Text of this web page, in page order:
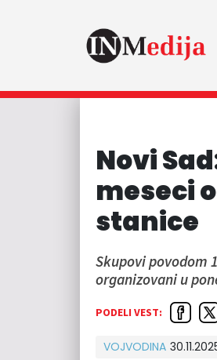
Novi
meseci
stanice
Skupovi povodom
organizovani u
PODELI VEST:
VOJVODINA